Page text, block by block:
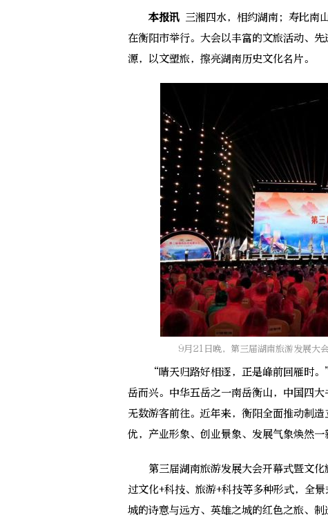
本报讯 三湘四水，相约湖南；寿比南
在衡阳市举行。大会以丰富的文旅活动、
源，以文塑旅，擦亮湖南历史文化名片。
9月21日晚，第三届湖南旅游发展大
“晴天归路好相逐，正是峰前回雁时。
岳而兴。中华五岳之一南岳衡山，中国四
无数游客前往。近年来，衡阳全面推动制
优，产业形象、创业景象、发展气象焕然一
第三届湖南旅游发展大会开幕式暨文化
过文化+科技、旅游+科技等多种形式，全
城的诗意与远方、英雄之城的红色之旅、